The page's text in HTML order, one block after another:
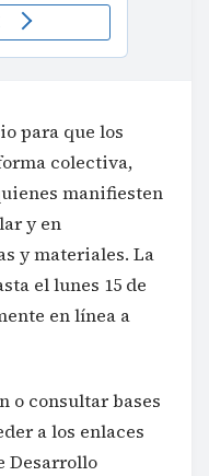
para que los
colectiva,
manifiesten
y en
y materiales. La
el lunes 15 de
en línea a
o consultar bases
a los enlaces
Desarrollo